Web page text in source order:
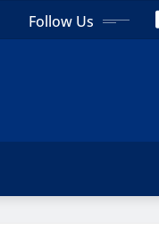
Follow Us